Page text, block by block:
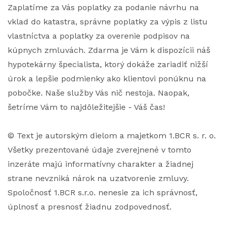
Zaplatíme za Vás poplatky za podanie návrhu na
vklad do katastra, správne poplatky za výpis z listu
vlastníctva a poplatky za overenie podpisov na
kúpnych zmluvách. Zdarma je Vám k dispozícii náš
hypotekárny špecialista, ktorý dokáže zariadiť nižší
úrok a lepšie podmienky ako klientovi ponúknu na
pobočke. Naše služby Vás nič nestoja. Naopak,
šetríme Vám to najdôležitejšie - Váš čas!
© Text je autorským dielom a majetkom 1.BCR s. r. o.
Všetky prezentované údaje zverejnené v tomto
inzeráte majú informatívny charakter a žiadnej
strane nevzniká nárok na uzatvorenie zmluvy.
Spoločnosť 1.BCR s.r.o. nenesie za ich správnosť,
úplnosť a presnosť žiadnu zodpovednosť.